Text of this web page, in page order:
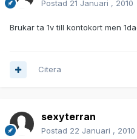
Postad 21 Januari , 2010
Brukar ta 1v till kontokort men
Citera
sexyterran
Postad 22 Januari , 2010